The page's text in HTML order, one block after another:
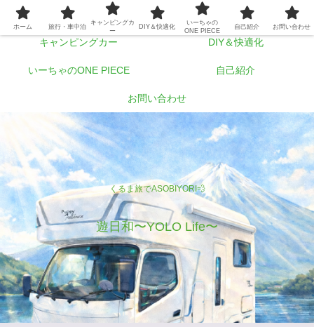
くるま旅でASOBIYORI💨
遊日和〜YOLO Life〜
ホーム 旅行・車中泊
キャンピングカー DIY＆快適化
いーちゃのONE PIECE 自己紹介
お問い合わせ
ホーム 旅行・車中泊
キャンピングカ
ー
DIY＆快適化
いーちゃの
ONE PIECE
自己紹介 お問い合わせ